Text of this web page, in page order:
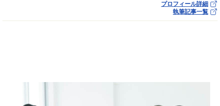
プロフィール詳細
執筆記事一覧